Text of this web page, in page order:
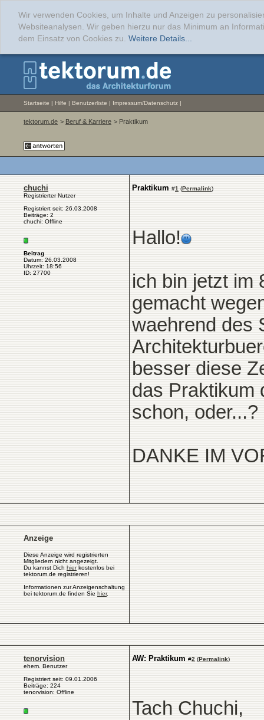
Wir verwenden Cookies, um Inhalte und Anzeigen zu
Websiteanalysen. Wir geben hierzu nur das Minimum an
dem Einsatz von Cookies zu. Weitere Details...
Startseite | Hilfe | Benutzerliste | Impressum/Datenschutz |
tektorum.de > Beruf & Karriere > Praktikum
chuchi
Registrierter Nutzer
Registriert seit: 26.03.2008
Beiträge: 2
chuchi: Offline
Beitrag
Datum: 26.03.2008
Uhrzeit: 18:56
ID: 27700
Praktikum #1 (Permalink)
Hallo!
ich bin jetzt im
gemacht
waehrend des
besser diese
das Praktikum
schon, oder...?
DANKE IM
Anzeige
Diese Anzeige wird registrierten
Mitgliedern nicht angezeigt.
Du kannst Dich hierkostenlos bei
tektorum.de registrieren!
Informationen zur Anzeigenschaltung
bei tektorum.de finden Sie hier.
tenorvision
ehem. Benutzer
Registriert seit: 09.01.2006
Beiträge: 224
tenorvision: Offline
AW: Praktikum #2 (Permalink)
Tach Chuchi,